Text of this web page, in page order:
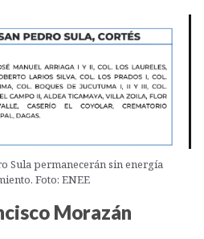
Sula permanecerán sin energía
Foto: ENEE
Morazán